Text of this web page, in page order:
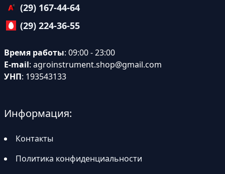
(29) 167-44-64
(29) 224-36-55
Время работы: 09:00 - 23:00
E-mail: agroinstrument.shop@gmail.com
УНП: 193543133
Информация:
Контакты
Политика конфиденциальности